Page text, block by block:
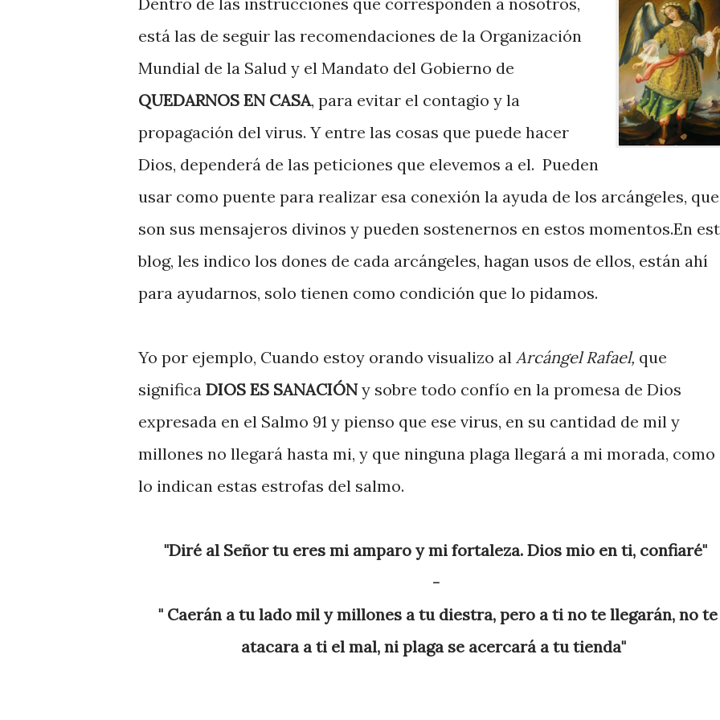
está las de seguir las recomendaciones de la Organización
Mundial de la Salud y el Mandato del Gobierno de
QUEDARNOS EN CASA, para evitar el contagio y la
propagación del virus. Y entre las cosas que puede hacer
Dios, dependerá de las peticiones que elevemos a el. Pueden
usar como puente para realizar esa conexión la ayuda de los arcángeles, que
son sus mensajeros divinos y pueden sostenernos en estos momentos.En
blog, les indico los dones de cada arcángeles, hagan usos de ellos, están ahí
para ayudarnos, solo tienen como condición que lo pidamos.
Yo por ejemplo, Cuando estoy orando visualizo al Arcángel Rafael, que
significa DIOS ES SANACIÓN y sobre todo confío en la promesa de Dios
expresada en el Salmo 91 y pienso que ese virus, en su cantidad de mil y
millones no llegará hasta mi, y que ninguna plaga llegará a mi morada, como
lo indican estas estrofas del salmo.
"Diré al Señor tu eres mi amparo y mi fortaleza. Dios mio en ti, confiaré"
-
" Caerán a tu lado mil y millones a tu diestra, pero a ti no te llegarán, no te
atacara a ti el mal, ni plaga se acercará a tu tienda"